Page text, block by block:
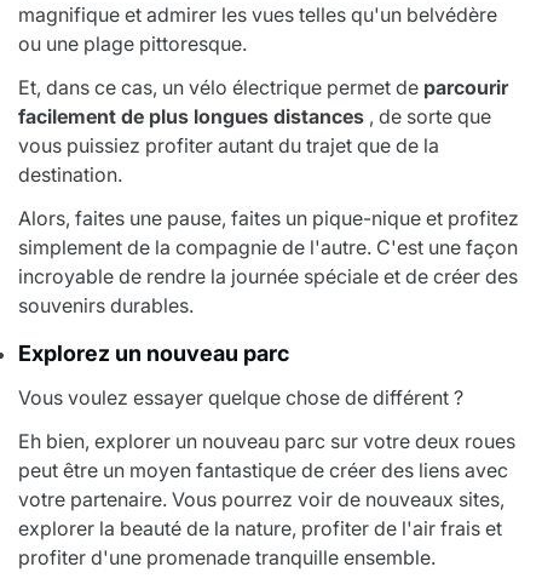
magnifique et admirer les vues telles qu'un belvédère
ou une plage pittoresque.
Et, dans ce cas, un vélo électrique permet de parcourir
facilement de plus longues distances , de sorte que
vous puissiez profiter autant du trajet que de la
destination.
Alors, faites une pause, faites un pique-nique et profitez
simplement de la compagnie de l'autre. C'est une façon
incroyable de rendre la journée spéciale et de créer des
souvenirs durables.
Explorez un nouveau parc
Vous voulez essayer quelque chose de différent ?
Eh bien, explorer un nouveau parc sur votre deux roues
peut être un moyen fantastique de créer des liens avec
votre partenaire. Vous pourrez voir de nouveaux sites,
explorer la beauté de la nature, profiter de l'air frais et
profiter d'une promenade tranquille ensemble.